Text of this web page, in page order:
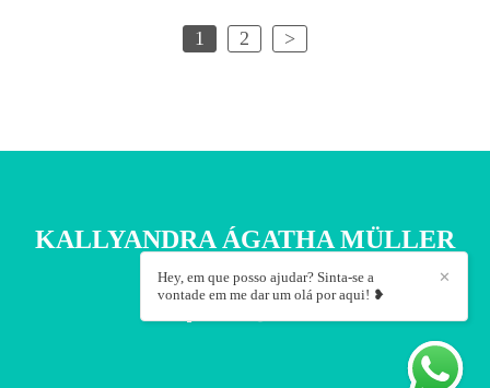
1 2 >
KALLYANDRA ÁGATHA MÜLLER
✕
Hey, em que posso ajudar? Sinta-se a
vontade em me dar um olá por aqui! ❥